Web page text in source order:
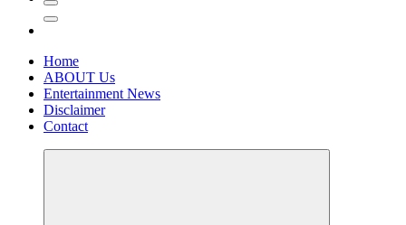
Home
ABOUT Us
Entertainment News
Disclaimer
Contact